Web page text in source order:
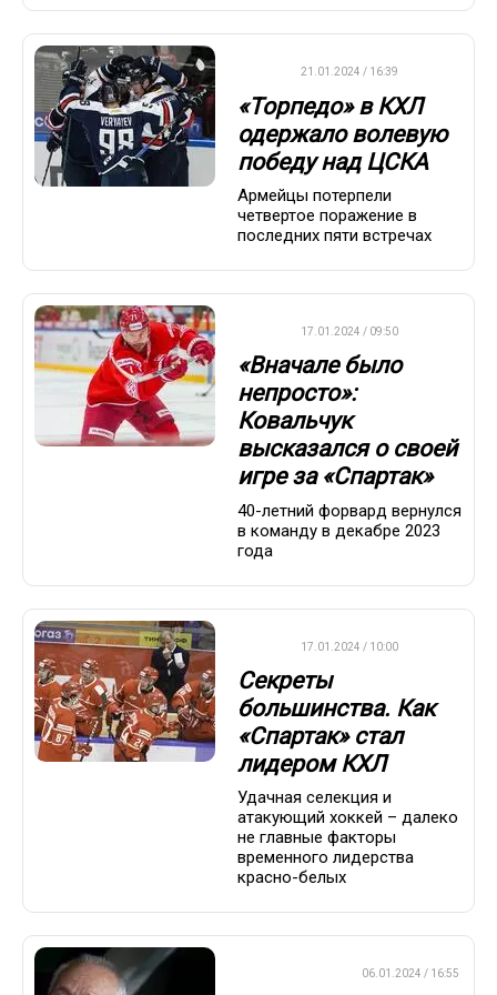
21.01.2024 / 16:39
«Торпедо» в КХЛ
одержало волевую
победу над ЦСКА
Армейцы потерпели
четвертое поражение в
последних пяти встречах
17.01.2024 / 09:50
«Вначале было
непросто»:
Ковальчук
высказался о своей
игре за «Спартак»
40-летний форвард вернулся
в команду в декабре 2023
года
17.01.2024 / 10:00
Секреты
большинства. Как
«Спартак» стал
лидером КХЛ
Удачная селекция и
атакующий хоккей – далеко
не главные факторы
временного лидерства
красно-белых
06.01.2024 / 16:55